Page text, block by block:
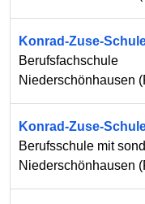
Konrad-Zuse-
Berufsfachschule
Niederschönhausen (
Konrad-Zuse-
Berufsschule mit
Niederschönhausen (